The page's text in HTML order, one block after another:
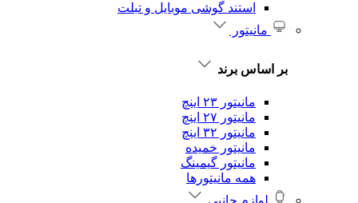
استند گوشی موبایل و تبلت
مانیتور
بر اساس برند
مانیتور ۲۳ اینچ
مانیتور ۲۷ اینچ
مانیتور ۳۲ اینچ
مانیتور خمیده
مانیتور گیمینگ
همه مانیتورها
لوازم جانبی